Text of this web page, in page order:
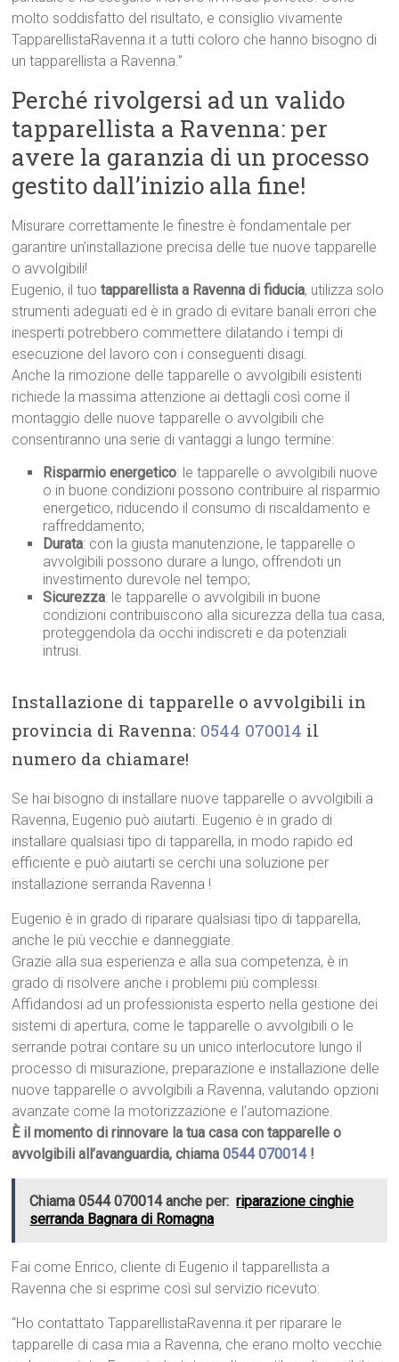
molto soddisfatto del risultato, e consiglio vivamente
TapparellistaRavenna.it a tutti coloro che hanno bisogno di
un tapparellista a Ravenna.”
Perché rivolgersi ad un valido
tapparellista a Ravenna: per
avere la garanzia di un processo
gestito dall’inizio alla fine!
Misurare correttamente le finestre è fondamentale per
garantire un’installazione precisa delle tue nuove tapparelle
o avvolgibili!
Eugenio, il tuotapparellista a Ravenna di fiducia, utilizza solo
strumenti adeguati ed è in grado di evitare banali errori che
inesperti potrebbero commettere dilatando i tempi di
esecuzione del lavoro con i conseguenti disagi.
Anche la rimozione delle tapparelle o avvolgibili esistenti
richiede la massima attenzione ai dettagli così come il
montaggio delle nuove tapparelle o avvolgibili che
consentiranno una serie di vantaggi a lungo termine:
Risparmio energetico: le tapparelle o avvolgibili nuove
o in buone condizioni possono contribuire al risparmio
energetico, riducendo il consumo di riscaldamento e
raffreddamento;
Durata: con la giusta manutenzione, le tapparelle o
avvolgibili possono durare a lungo, offrendoti un
investimento durevole nel tempo;
Sicurezza: le tapparelle o avvolgibili in buone
condizioni contribuiscono alla sicurezza della tua casa,
proteggendola da occhi indiscreti e da potenziali
intrusi.
Installazione di tapparelle o avvolgibili in
provincia di Ravenna: 0544 070014 il
numero da chiamare!
Se hai bisogno di installare nuove tapparelle o avvolgibili a
Ravenna, Eugenio può aiutarti. Eugenio è in grado di
installare qualsiasi tipo di tapparella, in modo rapido ed
efficiente e può aiutarti se cerchi una soluzione per
installazione serranda Ravenna !
Eugenio è in grado di riparare qualsiasi tipo di tapparella,
anche le più vecchie e danneggiate.
Grazie alla sua esperienza e alla sua competenza, è in
grado di risolvere anche i problemi più complessi.
Affidandosi ad un professionista esperto nella gestione dei
sistemi di apertura, come le tapparelle o avvolgibili o le
serrande potrai contare su un unico interlocutore lungo il
processo di misurazione, preparazione e installazione delle
nuove tapparelle o avvolgibili a Ravenna, valutando opzioni
avanzate come la motorizzazione e l’automazione.
È il momento di rinnovare la tua casa con tapparelle o
avvolgibili all’avanguardia, chiama0544 070014!
Chiama 0544 070014 anche per: riparazione cinghie
serranda Bagnara di Romagna
Fai come Enrico, cliente di Eugenio il tapparellista a
Ravenna che si esprime così sul servizio ricevuto:
“Ho contattato TapparellistaRavenna.it per riparare le
tapparelle di casa mia a Ravenna, che erano molto vecchie